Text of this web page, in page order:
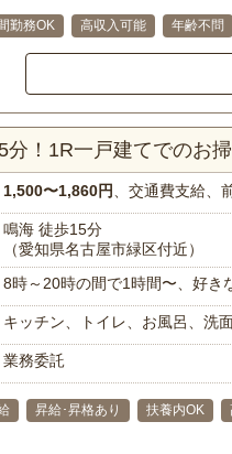
勤務OK 高収入可能 年齢不問
！1R一戸建てでのお
1,500〜1,860円 、交通費支給、
鳴海 徒歩15分
（愛知県名古屋市緑区付近）
8時～20時の間で1時間〜、好き
キッチン、トイレ、お風呂、洗
業務委託
昇給･昇格あり 扶養内OK